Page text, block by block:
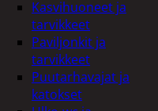
Kasvihuoneet ja
tarvikkeet
Paviljonkit ja
tarvikkeet
Puutarhavajat ja
katokset